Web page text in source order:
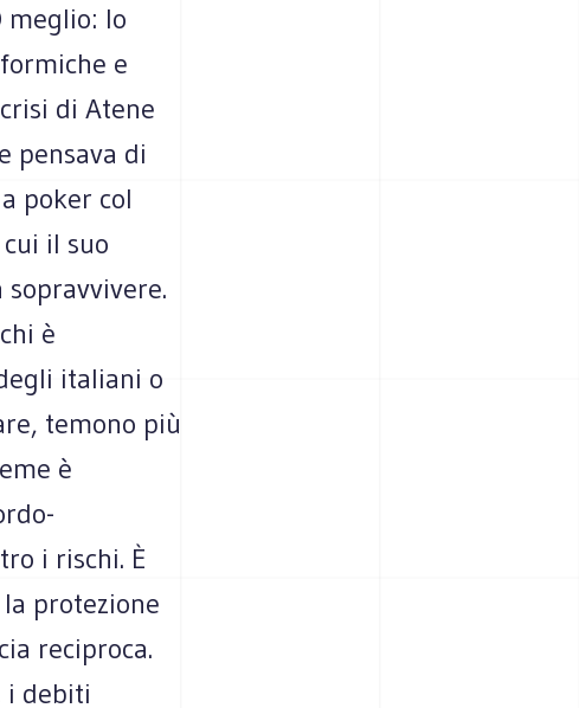
meglio: lo
e
di Atene
pensava di
poker col
il suo
è
italiani o
temono più
è
i rischi. È
protezione
reciproca.
i debiti